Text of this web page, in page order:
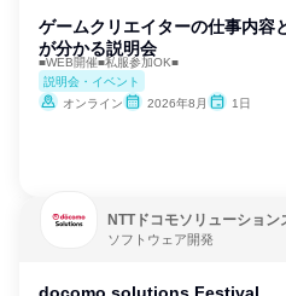
ゲームクリエイターの仕事内容
が分かる説明会
■WEB開催■私服参加OK■
説明会・イベント
オンライン
2026年8月 1日
NTTドコモソリューション
ソフトウェア開発